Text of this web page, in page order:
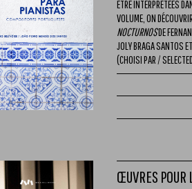
ÊTRE INTERPRÉTÉES
VOLUME, ON
NOCTURNOSDE
JOLY BRAGA SANTOS
(CHOISI PAR /
ŒUVRES POUR